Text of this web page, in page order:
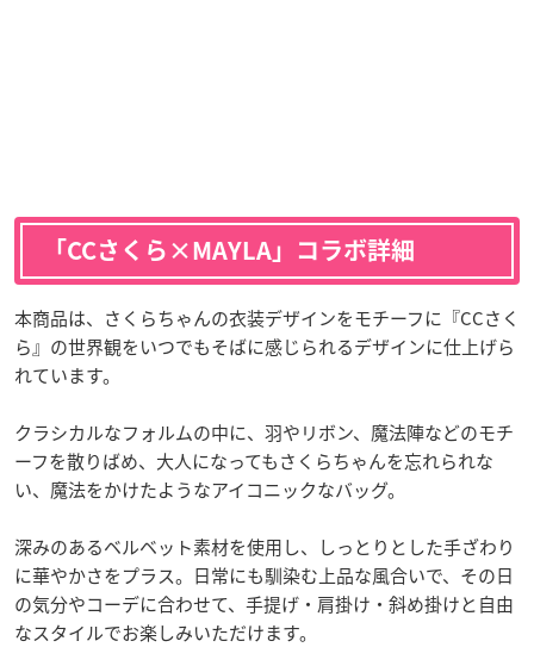
「CCさくら×MAYLA」コラボ詳細
本商品は、さくらちゃんの衣装デザインをモチーフに『CCさく
ら』の世界観をいつでもそばに感じられるデザインに仕上げら
れています。
クラシカルなフォルムの中に、羽やリボン、魔法陣などのモチ
ーフを散りばめ、大人になってもさくらちゃんを忘れられな
い、魔法をかけたようなアイコニックなバッグ。
深みのあるベルベット素材を使用し、しっとりとした手ざわり
に華やかさをプラス。日常にも馴染む上品な風合いで、その日
の気分やコーデに合わせて、手提げ・肩掛け・斜め掛けと自由
なスタイルでお楽しみいただけます。